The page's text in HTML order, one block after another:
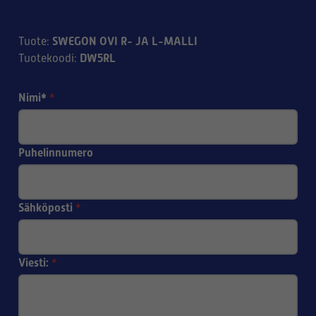
Tuote: SWEGON OVI R- JA L-MALLI
Tuotekoodi: DW5RL
Nimi* *
Puhelinnumero
Sähköposti *
Viesti: *